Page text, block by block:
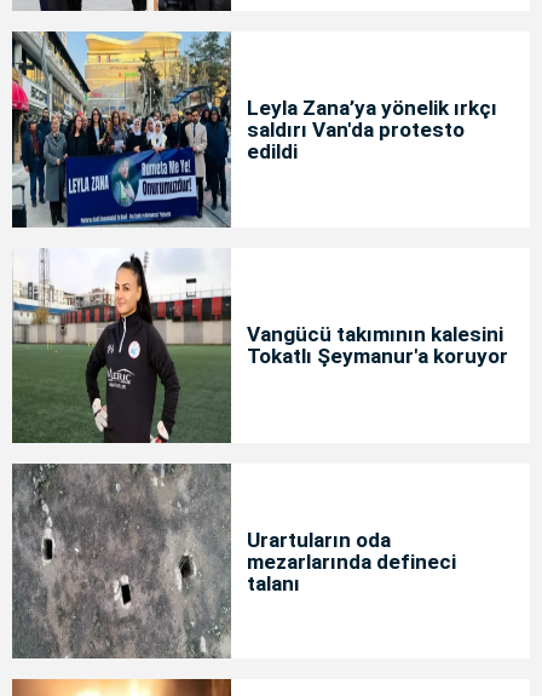
Leyla Zana’ya yönelik ırkçı
saldırı Van'da protesto
edildi
Vangücü takımının kalesini
Tokatlı Şeymanur'a koruyor
Urartuların oda
mezarlarında defineci
talanı